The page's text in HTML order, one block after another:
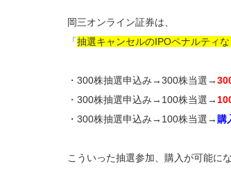
岡三オンライン証券は、
「抽選キャンセルのIPOペナルティな
・300株抽選申込み→300株当選→
・300株抽選申込み→100株当選→
・300株抽選申込み→100株当選→ 購
こういった抽選参加、購入が可能にな